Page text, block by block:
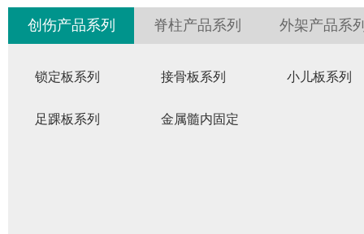
创伤产品系列 脊柱产品系列 外架产品系
锁定板系列 接骨板系列 小儿板系列
足踝板系列 金属髓内固定